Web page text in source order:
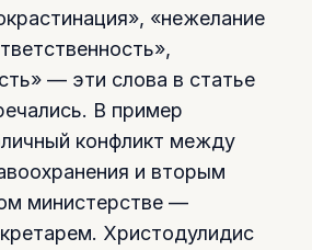
«нежелание
— эти слова в статье
В пример
конфликт между
и вторым
министерстве —
Христодулидис